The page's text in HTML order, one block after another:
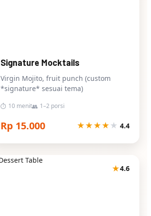
Signature Mocktails
Virgin Mojito, fruit punch (custom
*signature* sesuai tema)
⏱ 10 menit👥 1–2 porsi
Rp 15.000 ★★★★★ 4.4
★4.6